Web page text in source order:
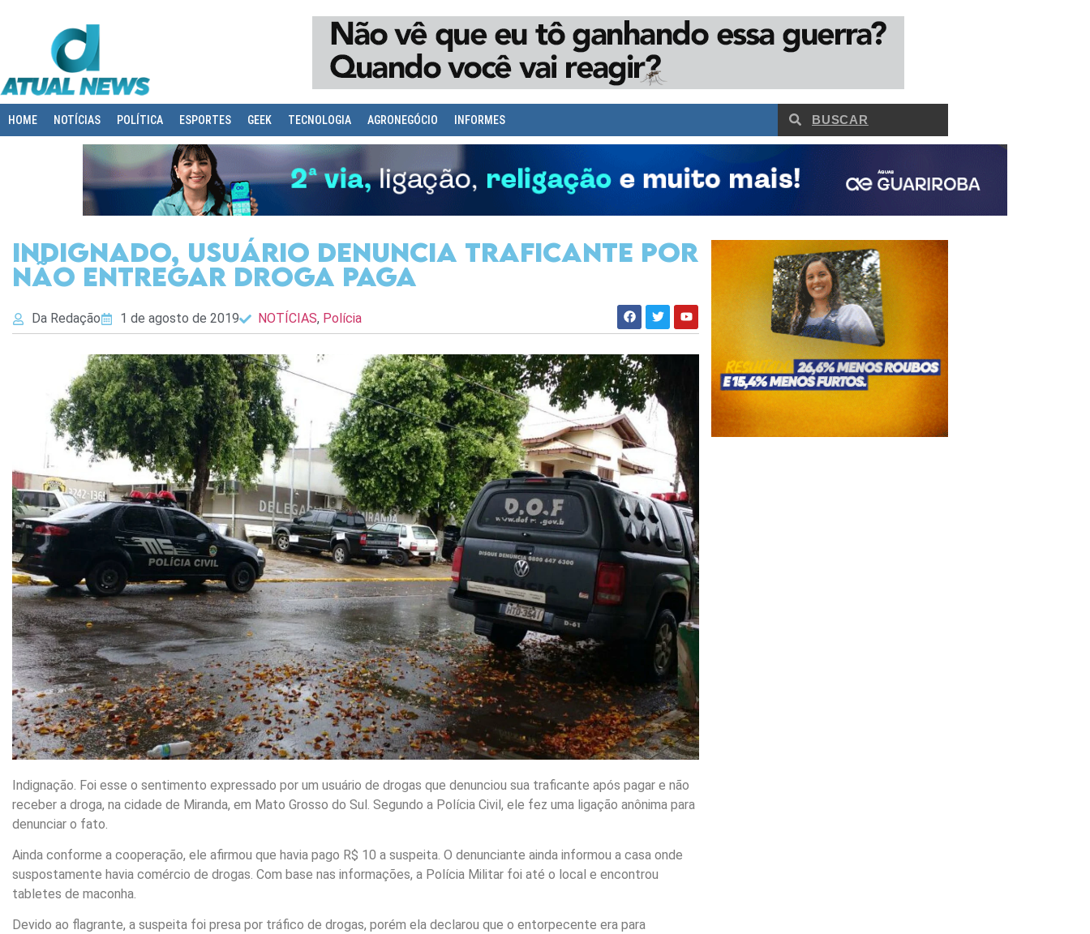
HOME NOTÍCIAS POLÍTICA ESPORTES GEEK TECNOLOGIA AGRONEGÓCIO INFORMES
Indignado, usuário denuncia traficante por
não entregar droga paga
Da Redação 1 de agosto de 2019 NOTÍCIAS, Polícia
Indignação. Foi esse o sentimento expressado por um usuário de drogas que denunciou sua traficante após pagar e não
receber a droga, na cidade de Miranda, em Mato Grosso do Sul. Segundo a Polícia Civil, ele fez uma ligação anônima para
denunciar o fato.
Ainda conforme a cooperação, ele afirmou que havia pago R$ 10 a suspeita. O denunciante ainda informou a casa onde
suspostamente havia comércio de drogas. Com base nas informações, a Polícia Militar foi até o local e encontrou
tabletes de maconha.
Devido ao flagrante, a suspeita foi presa por tráfico de drogas, porém ela declarou que o entorpecente era para